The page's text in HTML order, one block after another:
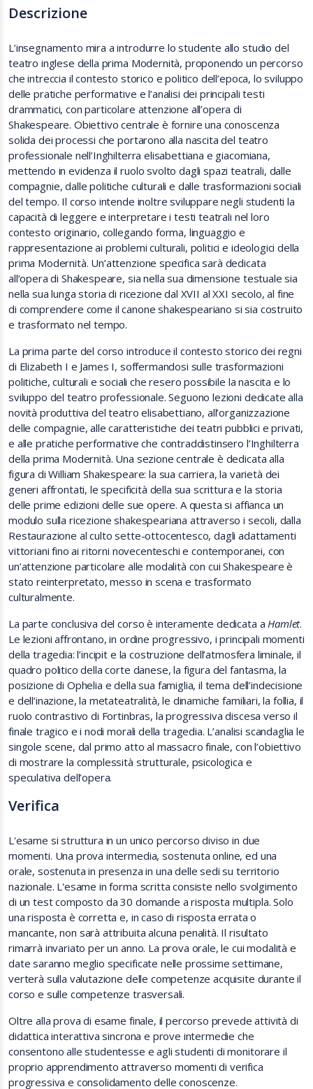
Descrizione
L’insegnamento mira a introdurre lo studente allo studio del
teatro inglese della prima Modernità, proponendo un percorso
che intreccia il contesto storico e politico dell’epoca, lo sviluppo
delle pratiche performative e l’analisi dei principali testi
drammatici, con particolare attenzione all’opera di
Shakespeare. Obiettivo centrale è fornire una conoscenza
solida dei processi che portarono alla nascita del teatro
professionale nell’Inghilterra elisabettiana e giacomiana,
mettendo in evidenza il ruolo svolto dagli spazi teatrali, dalle
compagnie, dalle politiche culturali e dalle trasformazioni sociali
del tempo. Il corso intende inoltre sviluppare negli studenti la
capacità di leggere e interpretare i testi teatrali nel loro
contesto originario, collegando forma, linguaggio e
rappresentazione ai problemi culturali, politici e ideologici della
prima Modernità. Un’attenzione specifica sarà dedicata
all’opera di Shakespeare, sia nella sua dimensione testuale sia
nella sua lunga storia di ricezione dal XVII al XXI secolo, al fine
di comprendere come il canone shakespeariano si sia costruito
e trasformato nel tempo.
La prima parte del corso introduce il contesto storico dei regni
di Elizabeth I e James I, soffermandosi sulle trasformazioni
politiche, culturali e sociali che resero possibile la nascita e lo
sviluppo del teatro professionale. Seguono lezioni dedicate alla
novità produttiva del teatro elisabettiano, all’organizzazione
delle compagnie, alle caratteristiche dei teatri pubblici e privati,
e alle pratiche performative che contraddistinsero l’Inghilterra
della prima Modernità. Una sezione centrale è dedicata alla
figura di William Shakespeare: la sua carriera, la varietà dei
generi affrontati, le specificità della sua scrittura e la storia
delle prime edizioni delle sue opere. A questa si affianca un
modulo sulla ricezione shakespeariana attraverso i secoli, dalla
Restaurazione al culto sette-ottocentesco, dagli adattamenti
vittoriani fino ai ritorni novecenteschi e contemporanei, con
un’attenzione particolare alle modalità con cui Shakespeare è
stato reinterpretato, messo in scena e trasformato
culturalmente.
La parte conclusiva del corso è interamente dedicata aHamlet.
Le lezioni affrontano, in ordine progressivo, i principali momenti
della tragedia: l’incipit e la costruzione dell’atmosfera liminale, il
quadro politico della corte danese, la figura del fantasma, la
posizione di Ophelia e della sua famiglia, il tema dell’indecisione
e dell’inazione, la metateatralità, le dinamiche familiari, la follia, il
ruolo contrastivo di Fortinbras, la progressiva discesa verso il
finale tragico e i nodi morali della tragedia. L’analisi scandaglia le
singole scene, dal primo atto al massacro finale, con l’obiettivo
di mostrare la complessità strutturale, psicologica e
speculativa dell’opera.
Verifica
L'esame si struttura in un unico percorso diviso in due
momenti. Una prova intermedia, sostenuta online, ed una
orale, sostenuta in presenza in una delle sedi su territorio
nazionale. L'esame in forma scritta consiste nello svolgimento
di un test composto da 30 domande a risposta multipla. Solo
una risposta è corretta e, in caso di risposta errata o
mancante, non sarà attribuita alcuna penalità. Il risultato
rimarrà invariato per un anno. La prova orale, le cui modalità e
date saranno meglio specificate nelle prossime settimane,
verterà sulla valutazione delle competenze acquisite durante il
corso e sulle competenze trasversali.
Oltre alla prova di esame finale, il percorso prevede attività di
didattica interattiva sincrona e prove intermedie che
consentono alle studentesse e agli studenti di monitorare il
proprio apprendimento attraverso momenti di verifica
progressiva e consolidamento delle conoscenze.